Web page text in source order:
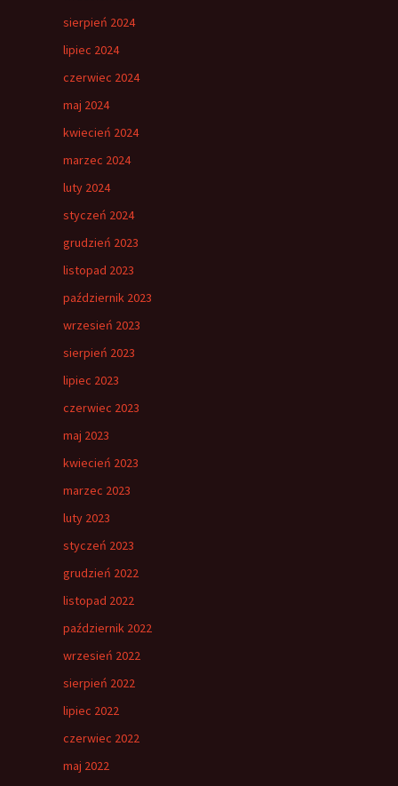
sierpień 2024
lipiec 2024
czerwiec 2024
maj 2024
kwiecień 2024
marzec 2024
luty 2024
styczeń 2024
grudzień 2023
listopad 2023
październik 2023
wrzesień 2023
sierpień 2023
lipiec 2023
czerwiec 2023
maj 2023
kwiecień 2023
marzec 2023
luty 2023
styczeń 2023
grudzień 2022
listopad 2022
październik 2022
wrzesień 2022
sierpień 2022
lipiec 2022
czerwiec 2022
maj 2022